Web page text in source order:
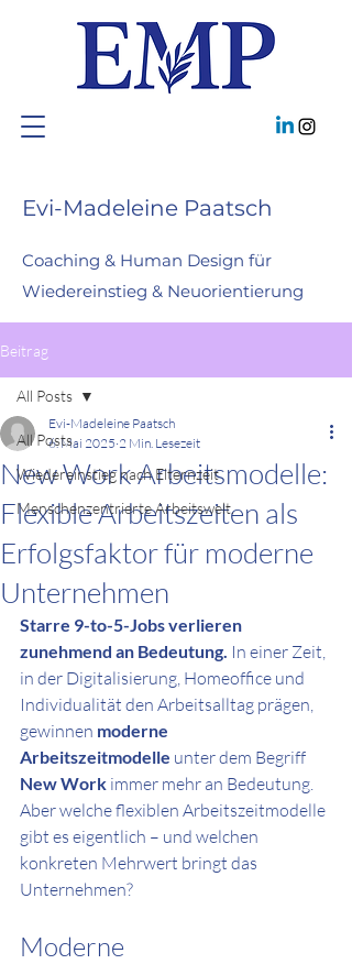
Evi-Madeleine Paatsch
Coaching & Human Design für
Wiedereinstieg & Neuorientierung
Beitrag
All Posts
Wiedereinstieg nach Elternzeit
Menschenzentrierte Arbeitswelt.
All Posts
New Work Arbeitsmodelle:
Flexible Arbeitszeiten als
Erfolgsfaktor für moderne
Unternehmen
Evi-Madeleine Paatsch
6. Mai 2025 2 Min. Lesezeit
Starre 9-to-5-Jobs verlieren
zunehmend an Bedeutung. In einer Zeit,
in der Digitalisierung, Homeoffice und
Individualität den Arbeitsalltag prägen,
gewinnen moderne
Arbeitszeitmodelle unter dem Begriff
New Work immer mehr an Bedeutung.
Aber welche flexiblen Arbeitszeitmodelle
gibt es eigentlich – und welchen
konkreten Mehrwert bringt das
Unternehmen?
Moderne